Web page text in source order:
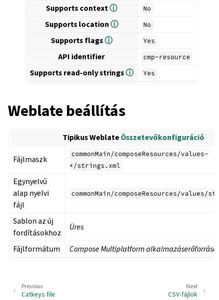
Supports contextⓘ No
Supports locationⓘ No
Supports flagsⓘ Yes
API identifier cmp-resource
Supports read-only stringsⓘ Yes
Weblate beállítás
Tipikus WeblateÖsszetevőkonfiguráció
Fájlmaszk
commonMain/composeResources/values-
*/strings.xml
Egynyelvű
alap nyelvi
fájl
commonMain/composeResources/values/
Sablon az új
fordításokhoz
Üres
Fájlformátum Compose Multiplatform
Next
CSV-fájlok
Previous
Catkeys file